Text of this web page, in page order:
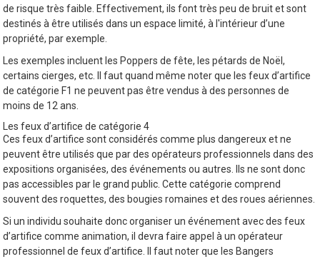
de risque très faible. Effectivement, ils font très peu de bruit et sont
destinés à être utilisés dans un espace limité, à l'intérieur d’une
propriété, par exemple.
Les exemples incluent les Poppers de fête, les pétards de Noël,
certains cierges, etc. Il faut quand même noter que les feux d’artifice
de catégorie F1 ne peuvent pas être vendus à des personnes de
moins de 12 ans.
Les feux d’artifice de catégorie 4
Ces feux d’artifice sont considérés comme plus dangereux et ne
peuvent être utilisés que par des opérateurs professionnels dans des
expositions organisées, des événements ou autres. Ils ne sont donc
pas accessibles par le grand public. Cette catégorie comprend
souvent des roquettes, des bougies romaines et des roues aériennes.
Si un individu souhaite donc organiser un événement avec des feux
d’artifice comme animation, il devra faire appel à un opérateur
professionnel de feux d’artifice. Il faut noter que les Bangers